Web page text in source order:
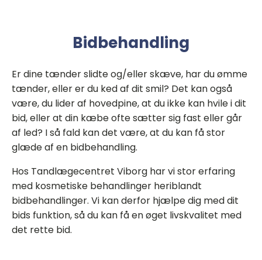
Bidbehandling
Er dine tænder slidte og/eller skæve, har du ømme
tænder, eller er du ked af dit smil? Det kan også
være, du lider af hovedpine, at du ikke kan hvile i dit
bid, eller at din kæbe ofte sætter sig fast eller går
af led? I så fald kan det være, at du kan få stor
glæde af en bidbehandling.
Hos Tandlægecentret Viborg har vi stor erfaring
med kosmetiske behandlinger heriblandt
bidbehandlinger. Vi kan derfor hjælpe dig med dit
bids funktion, så du kan få en øget livskvalitet med
det rette bid.